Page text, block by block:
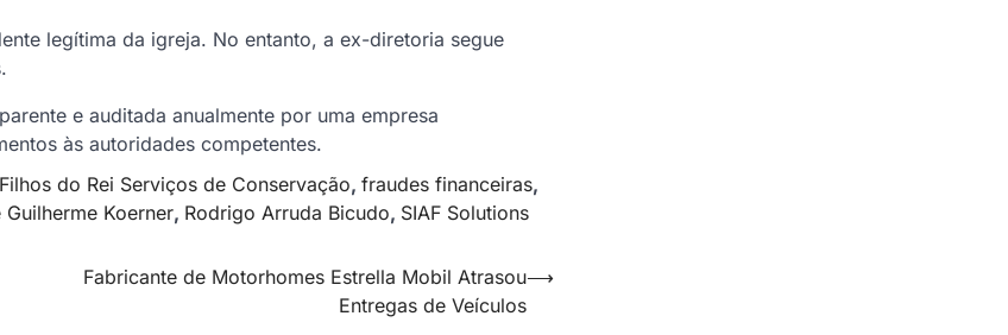
legítima da igreja. No entanto, a ex-diretoria segue
e auditada anualmente por uma empresa
às autoridades competentes.
Filhos do Rei Serviços de Conservação, fraudes financeiras,
Guilherme Koerner, Rodrigo Arruda Bicudo, SIAF Solutions
Fabricante de Motorhomes Estrella Mobil Atrasou
Entregas de Veículos
⟶